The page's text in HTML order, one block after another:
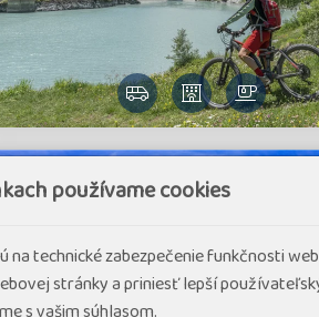
používame cookies
na technické zabezpečenie funkčnosti
stránky a priniesť lepší
s vašim súhlasom.